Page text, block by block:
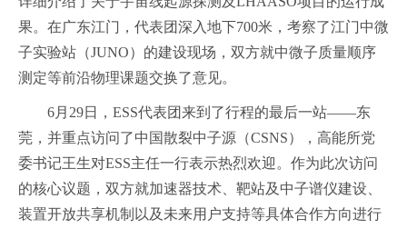
果。在广东江门，代表团深入地下700米，考察了江门中微
子实验站（JUNO）的建设现场，双方就中微子质量顺序
测定等前沿物理课题交换了意见。
6月29日，ESS代表团来到了行程的最后一站——东
莞，并重点访问了中国散裂中子源（CSNS），高能所党
委书记王生对ESS主任一行表示热烈欢迎。作为此次访问
的核心议题，双方就加速器技术、靶站及中子谱仪建设、
装置开放共享机制以及未来用户支持等具体合作方向进行